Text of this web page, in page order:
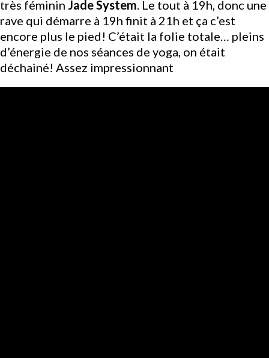
très féminin Jade System. Le tout à 19h, donc une
rave qui démarre à 19h finit à 21h et ça c’est
encore plus le pied! C’était la folie totale… pleins
d’énergie de nos séances de yoga, on était
déchainé! Assez impressionnant